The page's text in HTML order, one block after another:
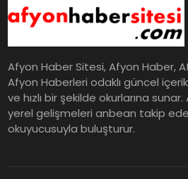
Afyon Haber Sitesi, Afyon Haber,
Afyon Haberleri odaklı güncel
ve hızlı bir şekilde okurlarına
yerel gelişmeleri anbean takip
okuyucusuyla buluşturur.